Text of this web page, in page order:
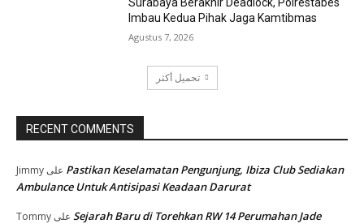
Imbau Kedua Pihak Jaga Kamtibmas
Agustus 7, 2026
تحميل أكثر
RECENT COMMENTS
Jimmy
Pastikan Keselamatan Pengunjung, Ibiza Club Sediakan
Ambulance Untuk Antisipasi Keadaan Darurat
Tommy
Sejarah Baru di Torehkan RW 14 Perumahan Jade